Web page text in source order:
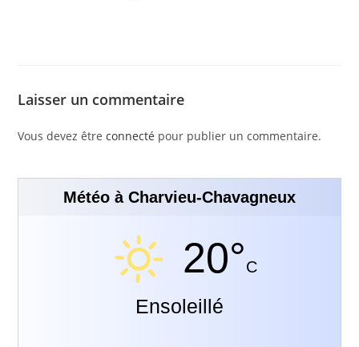
Laisser un commentaire
Vous devez êtreconnecté pour publier un commentaire.
Météo à Charvieu-Chavagneux
20°C
Ensoleillé